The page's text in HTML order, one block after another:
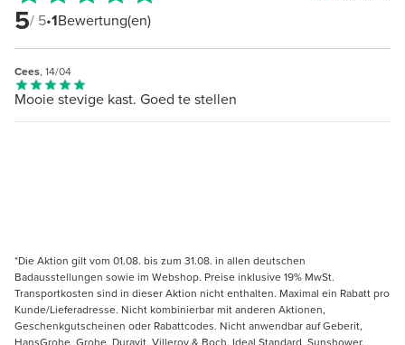
5/ 5•1Bewertung(en)
Cees, 14/04
Mooie stevige kast. Goed te stellen
*Die Aktion gilt vom 01.08. bis zum 31.08. in allen deutschen
Badausstellungen sowie im Webshop. Preise inklusive 19% MwSt.
Transportkosten sind in dieser Aktion nicht enthalten. Maximal ein Rabatt pro
Kunde/Lieferadresse. Nicht kombinierbar mit anderen Aktionen,
Geschenkgutscheinen oder Rabattcodes. Nicht anwendbar auf Geberit,